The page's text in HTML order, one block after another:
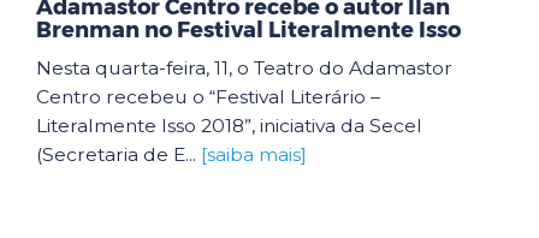
Adamastor Centro recebe o autor Ilan
Brenman no Festival Literalmente Isso
Nesta quarta-feira, 11, o Teatro do Adamastor
Centro recebeu o “Festival Literário –
Literalmente Isso 2018”, iniciativa da Secel
(Secretaria de E... [saiba mais]